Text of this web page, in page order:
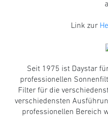
Link zur
Seit 1975 ist Daystar
professionellen
Filter für die
verschiedensten
professionellen Bereich